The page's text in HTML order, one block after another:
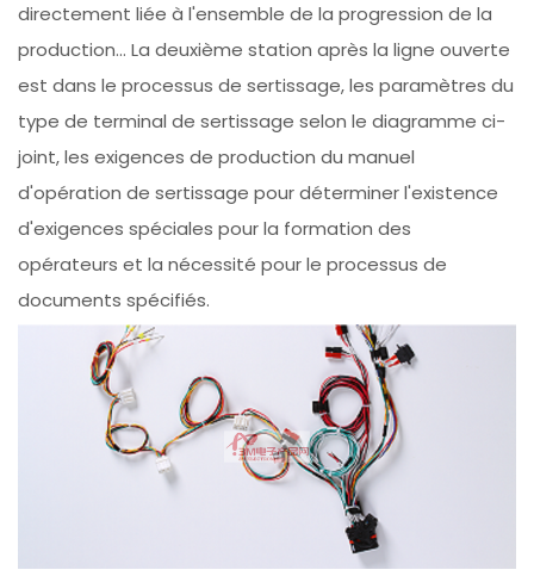
directement liée à l'ensemble de la progression de la
production... La deuxième station après la ligne ouverte
est dans le processus de sertissage, les paramètres du
type de terminal de sertissage selon le diagramme ci-
joint, les exigences de production du manuel
d'opération de sertissage pour déterminer l'existence
d'exigences spéciales pour la formation des
opérateurs et la nécessité pour le processus de
documents spécifiés.